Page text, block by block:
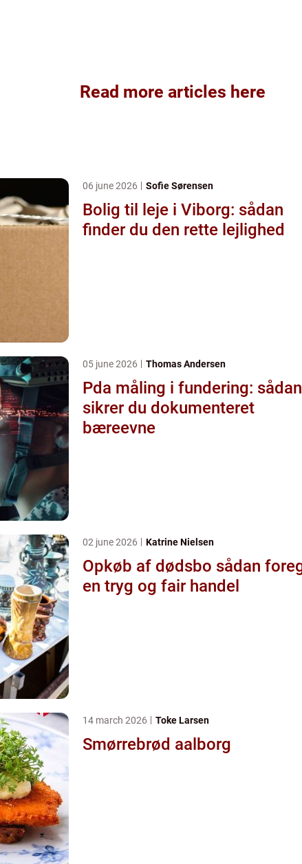
Read more articles here
06 june 2026 Sofie Sørensen
Bolig til leje i Viborg: sådan
finder du den rette lejlighed
05 june 2026 Thomas Andersen
Pda måling i fundering: sådan
sikrer du dokumenteret
bæreevne
02 june 2026 Katrine Nielsen
Opkøb af dødsbo sådan foregår
en tryg og fair handel
14 march 2026 Toke Larsen
Smørrebrød aalborg